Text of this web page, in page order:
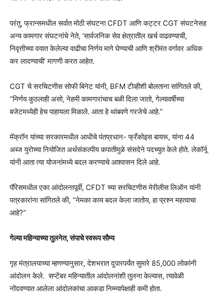
परंतु, फ्रान्समधील सर्वात मोठी संघटना CFDT आणि कट्टर CGT संघटनेसह
अन्य कामगार संघटनांचे नेते, ‘सार्वजनिक सेव क्षेत्रातील खर्च वाढवण्याची,
निवृत्तीच्या वयात केलेल्या वाढीचा निर्णय मागे घेण्याची आणि श्रीमंत वर्गावर अधिक
कर लादण्याची’ मागणी करत आहेत.
CGT चे सरचिटणीस सोफी बिनेट यांनी, BFM टीव्हीशी बोलताना सांगितले की,
“निर्णय कुठलाही असो, नेहमी कामगारांचाच बळी दिला जातो, गेल्यावर्षीच्या
बजेटमध्येही हेच पाहायला मिळाले. आता हे थांबवणे गरजेचे आहे.”
मॅक्रॉन यांच्या सरकारमधील आधीचे पंतप्रधान- फ्रँकोइस बायरू, यांना 44
अब्ज युरोच्या नियोजित अर्थसंकल्पीय कपातीमुळे संसदेने पदच्युत केले होते. लेकॉर्नू
यांनी आता त्या योजनांमध्ये बदल करण्याचे आश्वासन दिले आहे.
पॅरिसमधील एका आंदोलनापूर्वी, CFDT च्या सरचिटणीस मेरीलीस लिऑन यांनी
पत्रकारांना सांगितले की, “नेमका काय बदल केला जातोय, हा प्रश्न महत्वाचा
आहे?”
गेल्या महिन्याच्या तुलनेत, संपाचे स्वरूप सौम्य
गृह मंत्रालयाच्या म्हणण्यानुसार, देशभरात दुपारपर्यंत सुमारे 85,000 लोकांनी
आंदोलन केले. सप्टेंबर महिन्यातील आंदोलनांशी तुलना केल्यास, त्यावेळी
नोंदवण्यात आलेला आंदोलकांचा आकडा निम्म्यापेक्षाही कमी होता.